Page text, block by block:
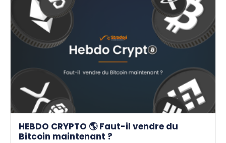
HEBDO CRYPTO 🌎 Faut-il vendre du
Bitcoin maintenant ?